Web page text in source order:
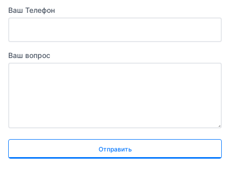
Ваш Телефон
Ваш вопрос
Отправить